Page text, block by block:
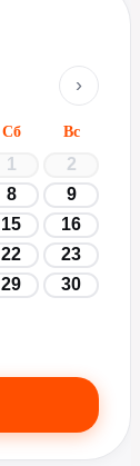
›
Сб Вс
1
2
8
9
15
16
22
23
29
30